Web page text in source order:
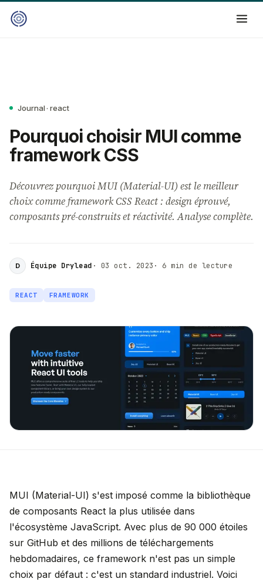
Journal · react
Pourquoi choisir MUI comme
framework CSS
Découvrez pourquoi MUI (Material-UI) est le meilleur
choix comme framework CSS React : design éprouvé,
composants pré-construits et réactivité. Analyse complète.
D Équipe Drylead · 03 oct. 2023 · 6 min de lecture
REACT FRAMEWORK
MUI (Material-UI) s'est imposé comme la bibliothèque
de composants React la plus utilisée dans
l'écosystème JavaScript. Avec plus de 90 000 étoiles
sur GitHub et des millions de téléchargements
hebdomadaires, ce framework n'est pas un simple
choix par défaut : c'est un standard industriel. Voici